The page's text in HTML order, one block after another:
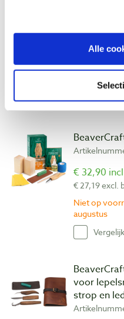
Alle
€ 36,55
€ 30,21 excl.
Op voorraad
€ 32,90
€ 27,19 excl.
Niet op
augustus
voor
strop en